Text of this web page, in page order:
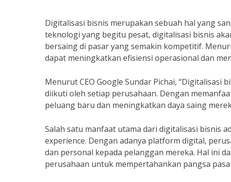
Digitalisasi bisnis merupakan sebuah hal yang
teknologi yang begitu pesat, digitalisasi bisnis
bersaing di pasar yang semakin kompetitif.
dapat meningkatkan efisiensi operasional dan
Menurut CEO Google Sundar Pichai,
diikuti oleh setiap perusahaan. Dengan
peluang baru dan meningkatkan daya saing
Salah satu manfaat utama dari digitalisasi bisnis
experience. Dengan adanya platform digital,
dan personal kepada pelanggan mereka. Hal ini
perusahaan untuk mempertahankan pangsa